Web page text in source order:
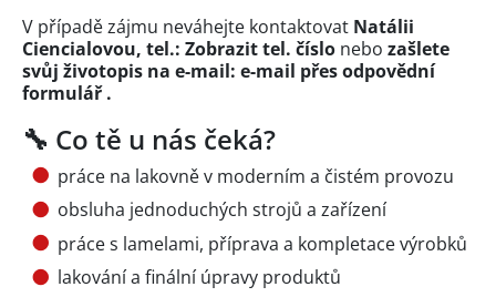
V případě zájmu neváhejte kontaktovat Natálii
Ciencialovou, tel.: Zobrazit tel. číslo nebo zašlete
svůj životopis na e-mail: e-mail přesodpovědní
formulář.
🔧 Co tě u nás čeká?
práce na lakovně v moderním a čistém provozu
obsluha jednoduchých strojů a zařízení
práce s lamelami, příprava a kompletace výrobků
lakování a finální úpravy produktů